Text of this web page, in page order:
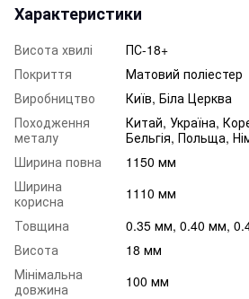
Характеристики
Висота хвилі
ПС-18+
Покриття
Матовий поліестер
Виробництво
Київ, Біла Церква
Походження
металу
Китай, Україна,
Бельгія, Польща,
Ширина повна
1150 мм
Ширина
корисна
1110 мм
Товщина
0.35 мм, 0.40 мм,
Висота
18 мм
Мінімальна
довжина
100 мм